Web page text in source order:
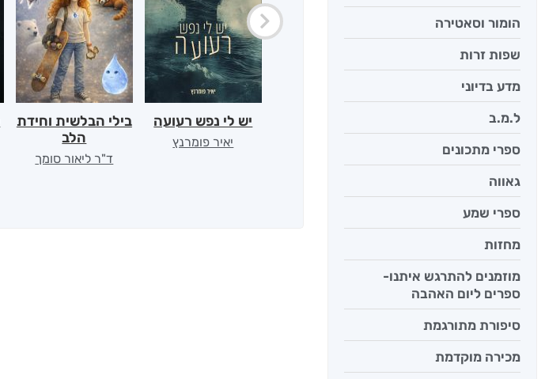
הומור וסאטירה
שפות זרות
מדע בדיוני
ל.מ.ב
ספרי מתכונים
גאווה
ספרי שמע
מחזות
מוזמנים להתרגש איתנו-
ספרים ליום האהבה
סיפורת מתורגמת
מכירה מוקדמת
יש לי נפש רעועה
יאיר פומרנץ
בילי הבלשית וחידת
הלב
ד"ר ליאור סומך